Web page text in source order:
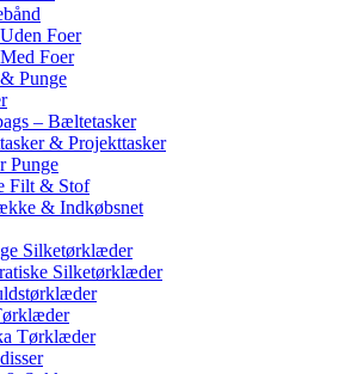
Foer
Foer
Punge
– Bæltetasker
& Projekttasker
Punge
Filt & Stof
& Indkøbsnet
Silketørklæder
Silketørklæder
Tørklæder